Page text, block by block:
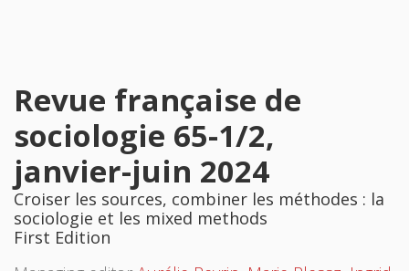
Revue française de
sociologie 65-1/2,
janvier-juin 2024
Croiser les sources, combiner les méthodes : la
sociologie et les mixed methods
First Edition